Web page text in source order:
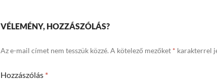
VÉLEMÉNY, HOZZÁSZÓLÁS?
Az e-mail címet nem tesszük közzé. A kötelező mezőket * karakterrel
Hozzászólás *